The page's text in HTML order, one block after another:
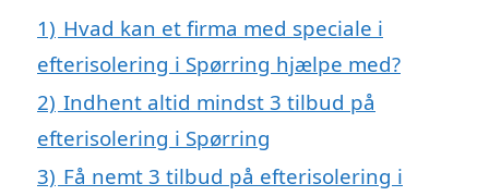
1) Hvad kan et firma med speciale i
efterisolering i Spørring hjælpe med?
2) Indhent altid mindst 3 tilbud på
efterisolering i Spørring
3) Få nemt 3 tilbud på efterisolering i